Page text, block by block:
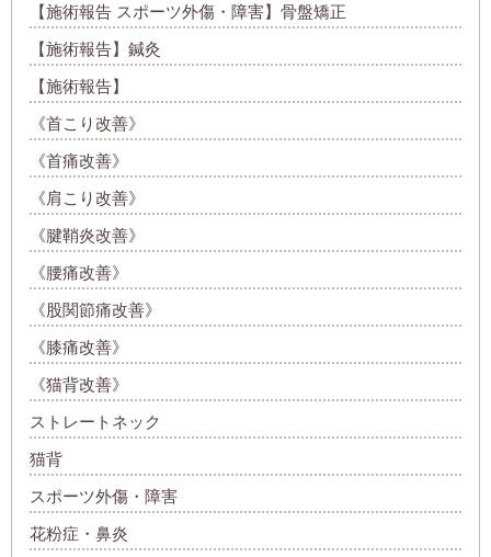
【施術報告 スポーツ外傷・障害】骨盤矯正
【施術報告】鍼灸
【施術報告】
《首こり改善》
《首痛改善》
《肩こり改善》
《腱鞘炎改善》
《腰痛改善》
《股関節痛改善》
《膝痛改善》
《猫背改善》
ストレートネック
猫背
スポーツ外傷・障害
花粉症・鼻炎